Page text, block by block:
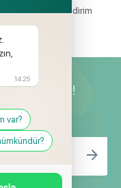
məbləğli endirim
keçirilir.
olun!
14:25
var?